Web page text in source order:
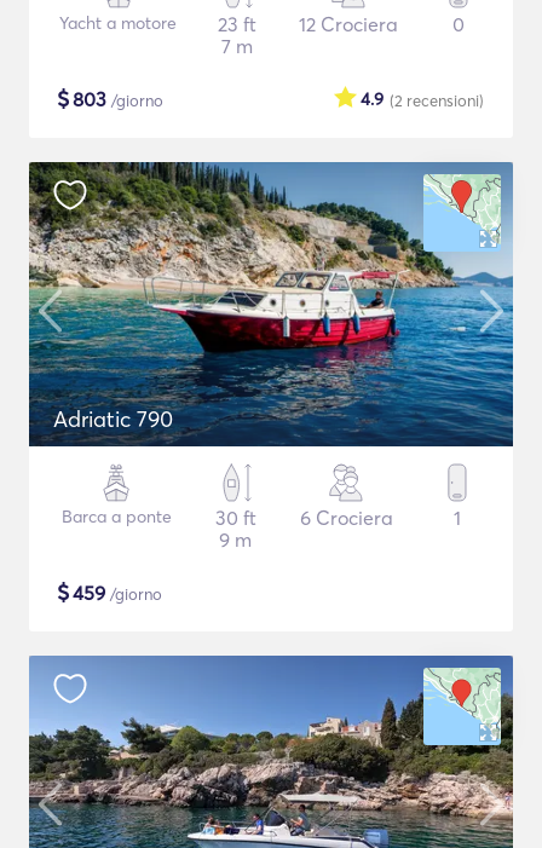
Yacht a motore
23 ft
7 m
12 Crociera 0
$803 /giorno (2 recensioni)
4.9
Adriatic 790
Barca a ponte
30 ft
9 m
6 Crociera 1
$459 /giorno